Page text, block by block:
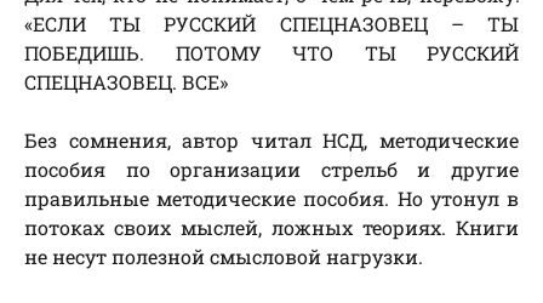
«ЕСЛИ ТЫ РУССКИЙ СПЕЦНАЗОВЕЦ – ТЫ
ПОБЕДИШЬ. ПОТОМУ ЧТО ТЫ РУССКИЙ
СПЕЦНАЗОВЕЦ. ВСЕ»
Без сомнения, автор читал НСД, методические
пособия по организации стрельб и другие
правильные методические пособия. Но утонул в
потоках своих мыслей, ложных теориях. Книги
не несут полезной смысловой нагрузки.